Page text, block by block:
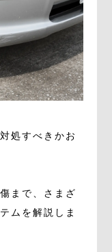
処すべきかお
まで、さまざ
ムを解説しま